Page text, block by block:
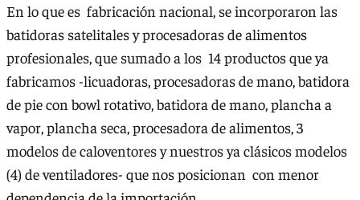
En lo que es fabricación nacional, se incorporaron las
batidoras satelitales y procesadoras de alimentos
profesionales, que sumado a los 14 productos que ya
fabricamos -licuadoras, procesadoras de mano, batidora
de pie con bowl rotativo, batidora de mano, plancha a
vapor, plancha seca, procesadora de alimentos, 3
modelos de caloventores y nuestros ya clásicos modelos
(4) de ventiladores- que nos posicionan con menor